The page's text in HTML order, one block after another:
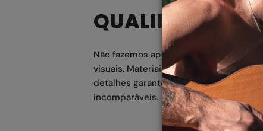
QUALIDADE
Não fazemos apenas óculos, criamos
visuais. Materiais premium e atenção
detalhes garantem conforto e
incomparáveis.